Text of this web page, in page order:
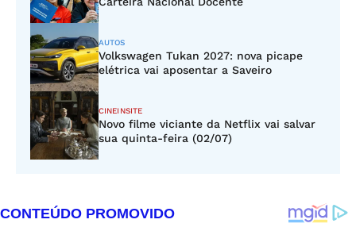
AUTOS
Volkswagen Tukan 2027: nova picape
elétrica vai aposentar a Saveiro
CINEINSITE
Novo filme viciante da Netflix vai salvar
sua quinta-feira (02/07)